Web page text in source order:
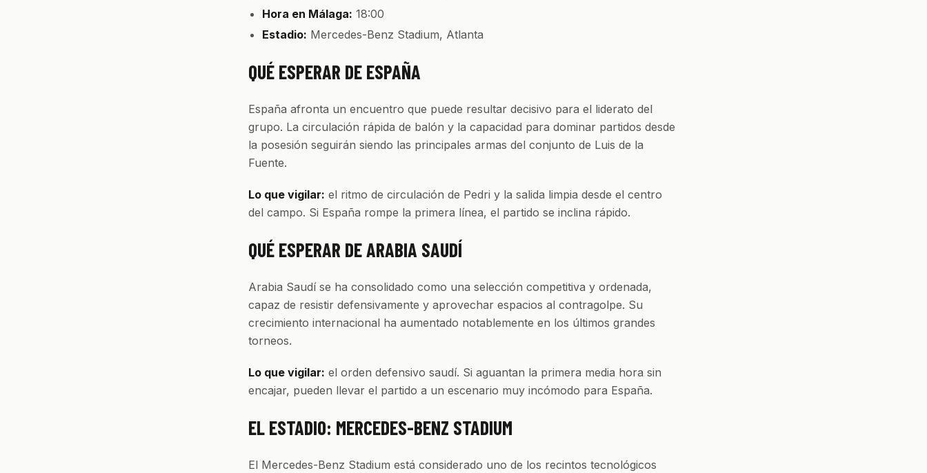
Hora en Málaga: 18:00
Estadio: Mercedes-Benz Stadium, Atlanta
QUÉ ESPERAR DE ESPAÑA
España afronta un encuentro que puede resultar decisivo para el liderato del
grupo. La circulación rápida de balón y la capacidad para dominar partidos desde
la posesión seguirán siendo las principales armas del conjunto de Luis de la
Fuente.
Lo que vigilar: el ritmo de circulación de Pedri y la salida limpia desde el centro
del campo. Si España rompe la primera línea, el partido se inclina rápido.
QUÉ ESPERAR DE ARABIA SAUDÍ
Arabia Saudí se ha consolidado como una selección competitiva y ordenada,
capaz de resistir defensivamente y aprovechar espacios al contragolpe. Su
crecimiento internacional ha aumentado notablemente en los últimos grandes
torneos.
Lo que vigilar: el orden defensivo saudí. Si aguantan la primera media hora sin
encajar, pueden llevar el partido a un escenario muy incómodo para España.
EL ESTADIO: MERCEDES-BENZ STADIUM
El Mercedes-Benz Stadium está considerado uno de los recintos tecnológicos